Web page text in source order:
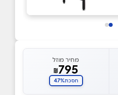
מחיר מוזל
₪795
חסכת47%